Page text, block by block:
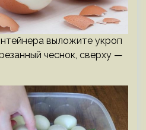
выложите укроп
чеснок, сверху —